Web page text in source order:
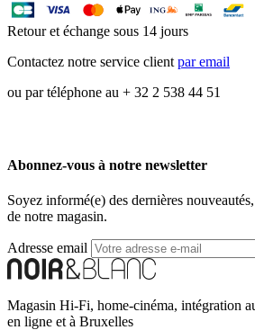
Retour et échange sous 14 jours
Contactez notre service clientpar email
ou par téléphone au + 32 2 538 44 51
Abonnez-vous à notre newsletter
Soyez informé(e) des dernières
de notre magasin.
Adresse email
Magasin Hi-Fi, home-cinéma, intégration
en ligne et à Bruxelles